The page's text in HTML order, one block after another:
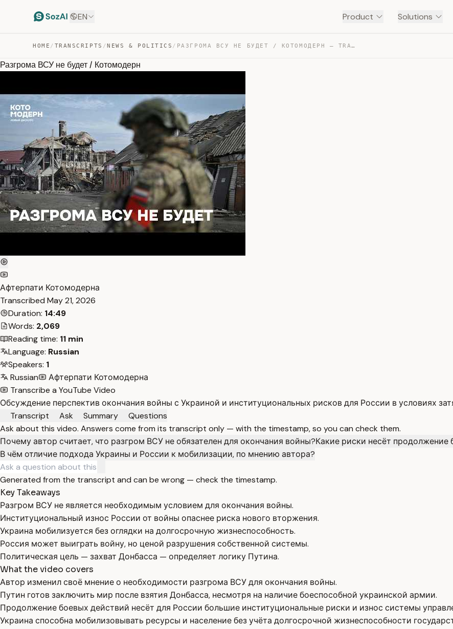
EN Product Solutions
HOME / TRANSCRIPTS /NEWS & POLITICS / РАЗГРОМА ВСУ НЕ БУДЕТ / КОТОМОДЕРН — TRANSCRIPT
Разгрома ВСУ не будет / Котомодерн
Афтерпати Котомодерна
Transcribed May 21, 2026
Duration: 14:49
Words: 2,069
Reading time: 11 min
Language: Russian
Speakers: 1
Russian
Афтерпати Котомодерна
Transcribe a YouTube Video
Обсуждение перспектив окончания войны с Украиной и институциональных рисков для России в условиях
Transcript
Ask Summary
Questions
Ask about this video. Answers come from its transcript only — with the timestamp, so you can check them.
Почему автор считает, что разгром ВСУ не обязателен для окончания войны?Какие риски несёт продолжение
В чём отличие подхода Украины и России к мобилизации, по мнению автора?
Generated from the transcript and can be wrong — check the timestamp.
Key Takeaways
Разгром ВСУ не является необходимым условием для окончания войны.
Институциональный износ России от войны опаснее риска нового вторжения.
Украина мобилизуется без оглядки на долгосрочную жизнеспособность.
Россия может выиграть войну, но ценой разрушения собственной системы.
Политическая цель — захват Донбасса — определяет логику Путина.
What the video covers
Автор изменил своё мнение о необходимости разгрома ВСУ для окончания войны.
Путин готов заключить мир после взятия Донбасса, несмотря на наличие боеспособной украинской армии.
Продолжение боевых действий несёт для России большие институциональные риски и износ системы
Украина способна мобилизовывать ресурсы и население без учёта долгосрочной жизнеспособности